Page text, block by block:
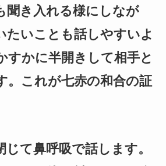
聞き入れる様にしなが
たいことも話しやすいよ
すかに半開きして相手と
。これが七赤の和合の証
じて鼻呼吸で話します。